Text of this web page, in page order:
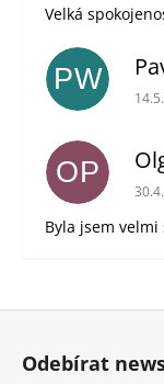
Velká
PW
OP
Byla jsem velmi
Odebírat